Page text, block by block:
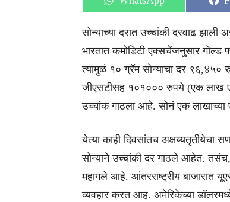
on
सोन्याच्या दरात उच्चांकी दरवाढ
भारतात कमोडिटी एक्सचेंजनुसार
त्यामुळं १० ग्रॅम सोन्याचा दर ९६,४५०
जीएसटीसह १०१००० रुपये (एक लाख
उच्चांक गाठला आहे. सोनं एक लाखाच्या
येत्या काही दिवसांतच
सोन्याने उच्चांकी दर गाठले आहेत. तसंच,
महागले आहे. आंतरराष्ट्रीय बाजारात
व्यवहार करत आह. अमेरिकेच्या